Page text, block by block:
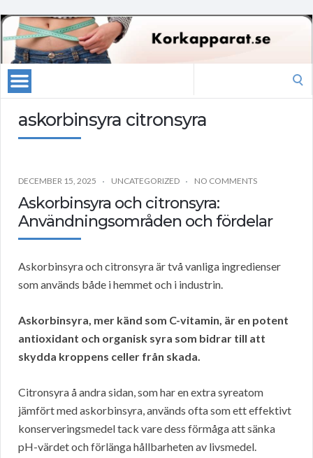
askorbinsyra citronsyra
DECEMBER 15, 2025 UNCATEGORIZED NO COMMENTS
Askorbinsyra och citronsyra:
Användningsområden och fördelar
Askorbinsyra och citronsyra är två vanliga ingredienser
som används både i hemmet och i industrin.
Askorbinsyra, mer känd som C-vitamin, är en potent
antioxidant och organisk syra som bidrar till att
skydda kroppens celler från skada.
Citronsyra å andra sidan, som har en extra syreatom
jämfört med askorbinsyra, används ofta som ett effektivt
konserveringsmedel tack vare dess förmåga att sänka
pH-värdet och förlänga hållbarheten av livsmedel.